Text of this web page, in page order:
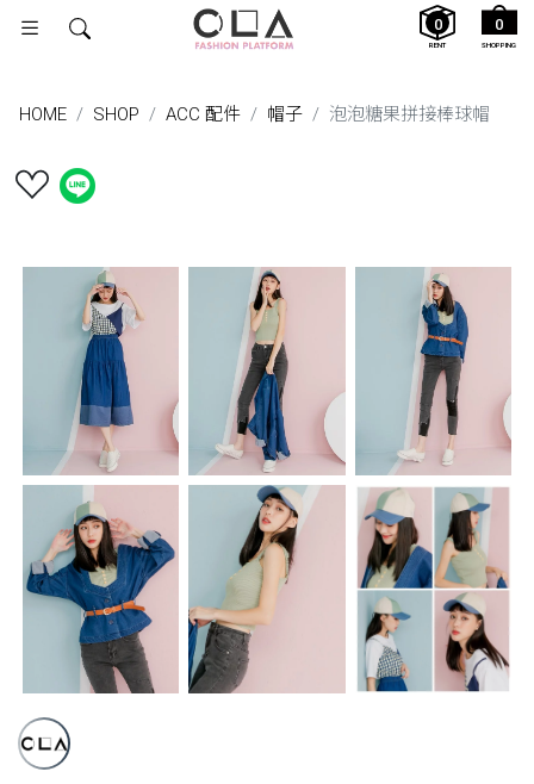
SHOPPING
0
RENT
0
HOME SHOP ACC 配件 帽子 泡泡糖果拼接棒球帽